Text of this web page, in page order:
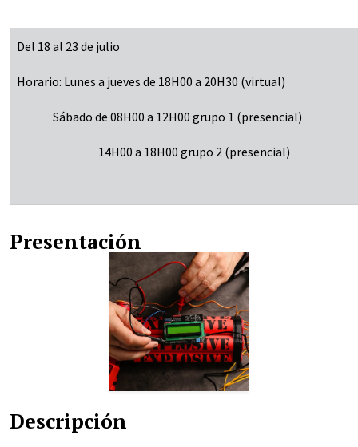
Del 18 al 23 de julio
Horario: Lunes a jueves de 18H00 a 20H30 (virtual)
Sábado de 08H00 a 12H00 grupo 1 (presencial)
14H00 a 18H00 grupo 2 (presencial)
Presentación
Descripción